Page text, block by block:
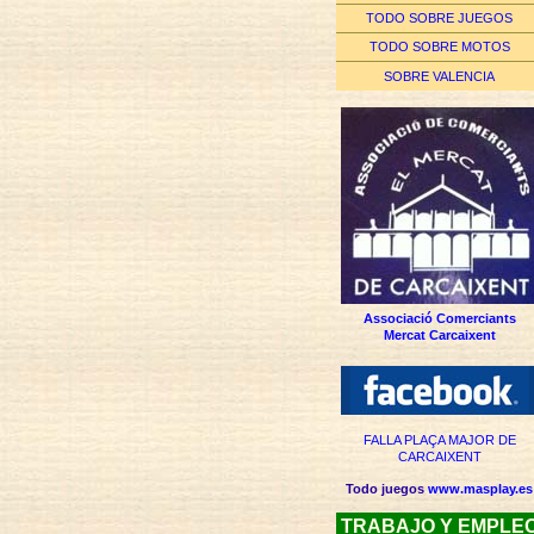
TODO SOBRE JUEGOS
TODO SOBRE MOTOS
SOBRE VALENCIA
Associació Comerciants
Mercat Carcaixent
FALLA PLAÇA MAJOR DE
CARCAIXENT
Todo juegos www.masplay.es
TRABAJO Y